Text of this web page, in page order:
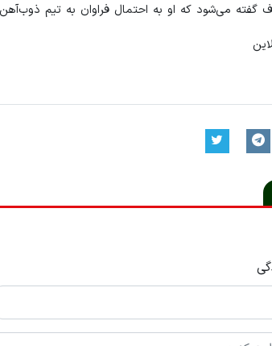
گفته می‌شود که او به احتمال فراوان به تیم